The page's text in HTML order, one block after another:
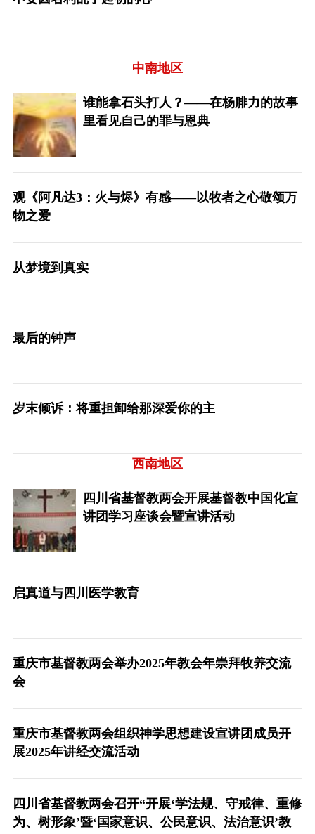
中南地区
谁能拿石头打人？——在杨腓力的故事
里看见自己的罪与恩典
观《阿凡达3：火与烬》有感——以牧者之心敬颂万
物之爱
从梦境到真实
最后的钟声
岁末倾诉：将重担卸给那深爱你的主
西南地区
四川省基督教两会开展基督教中国化宣
讲团学习座谈会暨宣讲活动
启真道与四川医学教育
重庆市基督教两会举办2025年教会年崇拜牧养交流
会
重庆市基督教两会组织神学思想建设宣讲团成员开
展2025年讲经交流活动
四川省基督教两会召开“开展‘学法规、守戒律、重修
为、树形象’暨‘国家意识、公民意识、法治意识’教